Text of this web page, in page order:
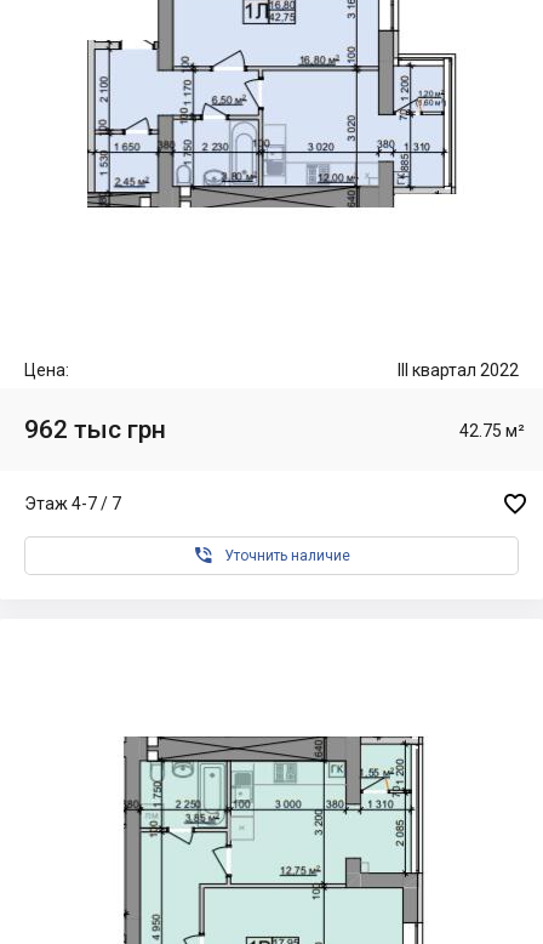
Цена: III квартал 2022
962 тыс грн 42.75 м²
Этаж 4-7 / 7 
 Уточнить наличие